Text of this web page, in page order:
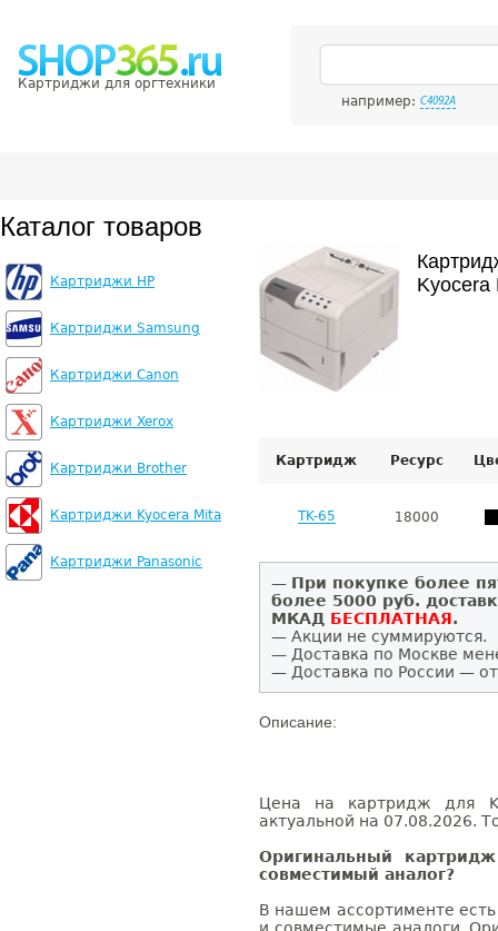
Картриджи для оргтехники
например: C4092A
Каталог товаров
Картриджи HP
Картриджи Samsung
Картриджи Canon
Картриджи Xerox
Картриджи Brother
Картриджи Kyocera Mita
Картриджи Panasonic
Kyocera
Картридж Ресурс
TK-65 18000
— При покупке более
более 5000 руб.
МКАД БЕСПЛАТНАЯ.
— Акции не суммируются.
— Доставка по Москве
— Доставка по России —
Описание:
Цена на картридж для
актуальной на 07.08.2026.
Оригинальный
совместимый аналог?
В нашем ассортименте